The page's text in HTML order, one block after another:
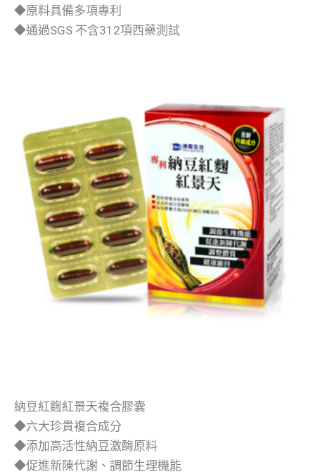
◆原料具備多項專利
◆通過SGS 不含312項西藥測試
納豆紅麴紅景天複合膠囊
◆六大珍貴複合成分
◆添加高活性納豆激酶原料
◆促進新陳代謝、調節生理機能